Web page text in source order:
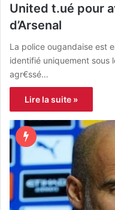
United t.ué pour
d’Arsenal
La police ougandaise est
identifié uniquement sous
agr€ssé…
Lire la suite »